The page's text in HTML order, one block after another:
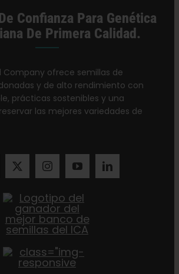
Confianza Para Genética
De Primera Calidad.
Company ofrece semillas de
y de alto rendimiento con
prácticas sostenibles y una
las mejores variedades de